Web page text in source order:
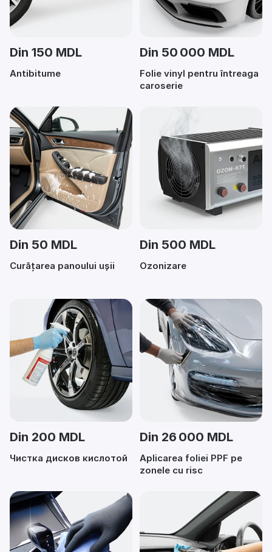
Din 150 MDL
Antibitume
Din 50 000 MDL
Folie vinyl pentru întreaga
caroserie
Din 50 MDL
Curățarea panoului ușii
Din 500 MDL
Ozonizare
Din 200 MDL
Чистка дисков кислотой
Din 26 000 MDL
Aplicarea foliei PPF pe
zonele cu risc